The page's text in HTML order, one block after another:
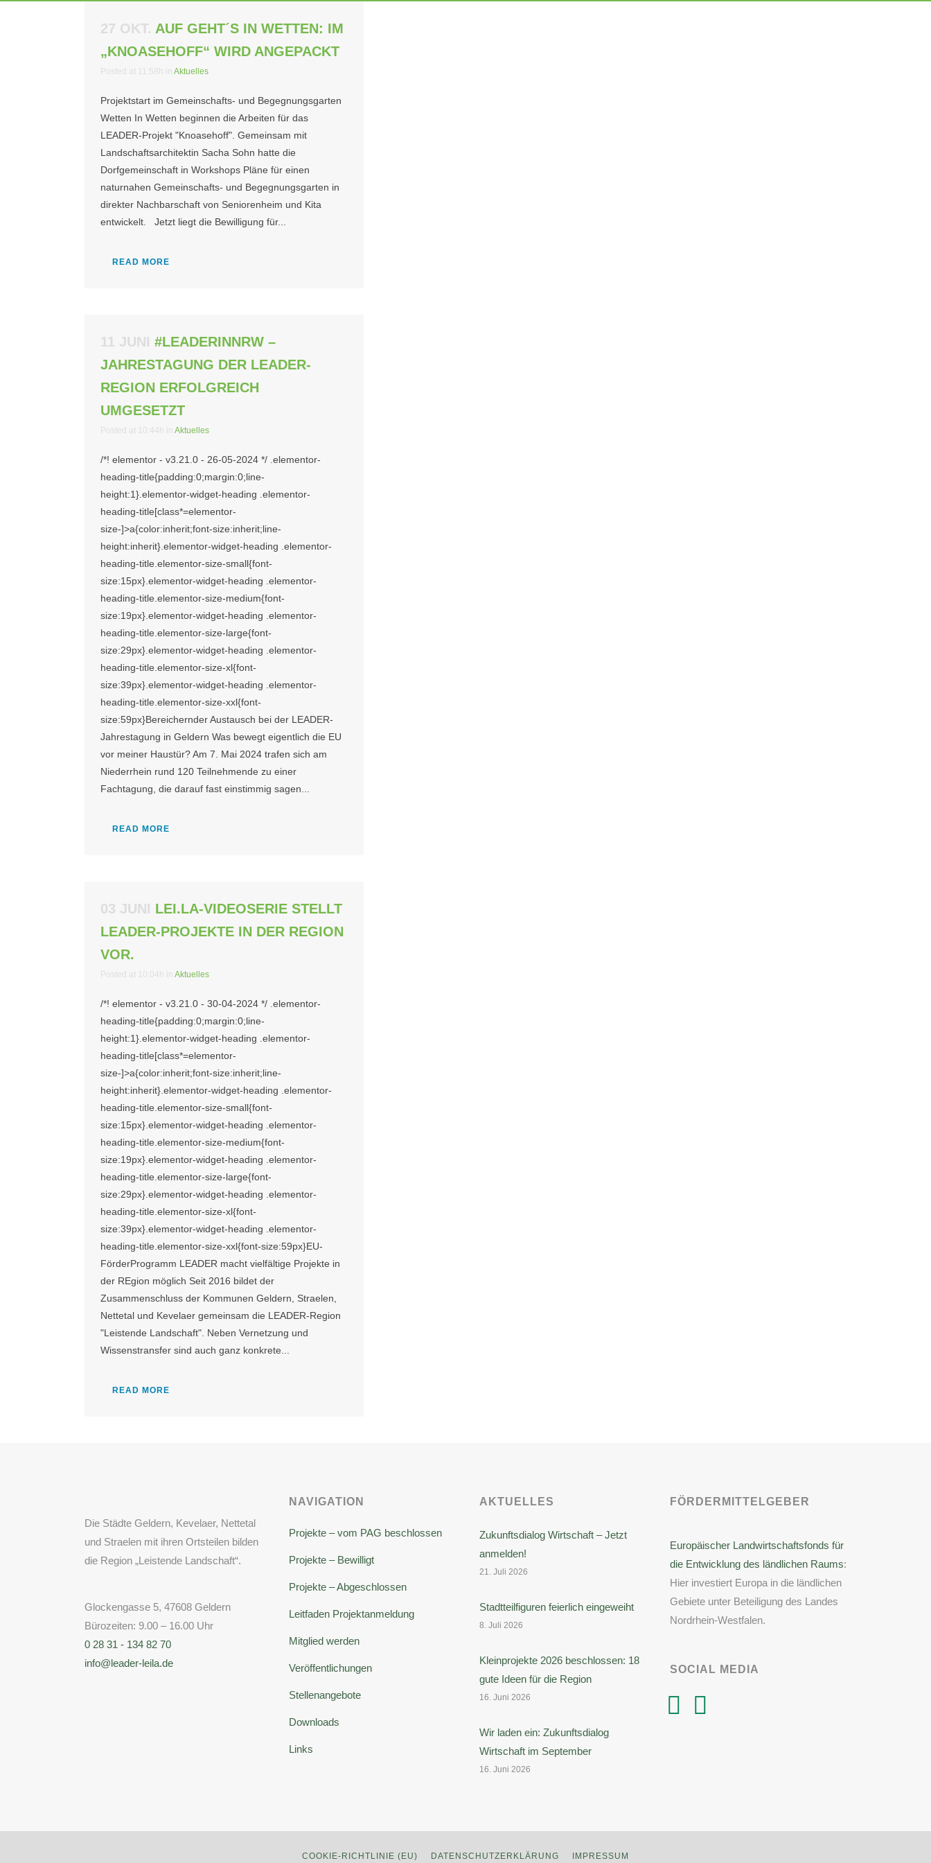
27 OKT. AUF GEHT´S IN WETTEN: IM
„KNOASEHOFF“ WIRD ANGEPACKT
Posted at 11:58h in Aktuelles
Projektstart im Gemeinschafts- und Begegnungsgarten
Wetten In Wetten beginnen die Arbeiten für das
LEADER-Projekt "Knoasehoff". Gemeinsam mit
Landschaftsarchitektin Sacha Sohn hatte die
Dorfgemeinschaft in Workshops Pläne für einen
naturnahen Gemeinschafts- und Begegnungsgarten in
direkter Nachbarschaft von Seniorenheim und Kita
entwickelt. Jetzt liegt die Bewilligung für...
READ MORE
11 JUNI #LEADERINNRW –
JAHRESTAGUNG DER LEADER-
REGION ERFOLGREICH
UMGESETZT
Posted at 10:44h in Aktuelles
/*! elementor - v3.21.0 - 26-05-2024 */ .elementor-
heading-title{padding:0;margin:0;line-
height:1}.elementor-widget-heading .elementor-
heading-title[class*=elementor-
size-]>a{color:inherit;font-size:inherit;line-
height:inherit}.elementor-widget-heading .elementor-
heading-title.elementor-size-small{font-
size:15px}.elementor-widget-heading .elementor-
heading-title.elementor-size-medium{font-
size:19px}.elementor-widget-heading .elementor-
heading-title.elementor-size-large{font-
size:29px}.elementor-widget-heading .elementor-
heading-title.elementor-size-xl{font-
size:39px}.elementor-widget-heading .elementor-
heading-title.elementor-size-xxl{font-
size:59px}Bereichernder Austausch bei der LEADER-
Jahrestagung in Geldern Was bewegt eigentlich die EU
vor meiner Haustür? Am 7. Mai 2024 trafen sich am
Niederrhein rund 120 Teilnehmende zu einer
Fachtagung, die darauf fast einstimmig sagen...
READ MORE
03 JUNI LEI.LA-VIDEOSERIE STELLT
LEADER-PROJEKTE IN DER REGION
VOR.
Posted at 10:04h in Aktuelles
/*! elementor - v3.21.0 - 30-04-2024 */ .elementor-
heading-title{padding:0;margin:0;line-
height:1}.elementor-widget-heading .elementor-
heading-title[class*=elementor-
size-]>a{color:inherit;font-size:inherit;line-
height:inherit}.elementor-widget-heading .elementor-
heading-title.elementor-size-small{font-
size:15px}.elementor-widget-heading .elementor-
heading-title.elementor-size-medium{font-
size:19px}.elementor-widget-heading .elementor-
heading-title.elementor-size-large{font-
size:29px}.elementor-widget-heading .elementor-
heading-title.elementor-size-xl{font-
size:39px}.elementor-widget-heading .elementor-
heading-title.elementor-size-xxl{font-size:59px}EU-
FörderProgramm LEADER macht vielfältige Projekte in
der REgion möglich Seit 2016 bildet der
Zusammenschluss der Kommunen Geldern, Straelen,
Nettetal und Kevelaer gemeinsam die LEADER-Region
"Leistende Landschaft". Neben Vernetzung und
Wissenstransfer sind auch ganz konkrete...
READ MORE
Die Städte Geldern, Kevelaer, Nettetal
und Straelen mit ihren Ortsteilen bilden
die Region „Leistende Landschaft“.
Glockengasse 5, 47608 Geldern
Bürozeiten: 9.00 – 16.00 Uhr
0 28 31 - 134 82 70
info@leader-leila.de
NAVIGATION
Projekte – vom PAG beschlossen
Projekte – Bewilligt
Projekte – Abgeschlossen
Leitfaden Projektanmeldung
Mitglied werden
Veröffentlichungen
Stellenangebote
Downloads
Links
AKTUELLES
Zukunftsdialog Wirtschaft – Jetzt
anmelden!
21. Juli 2026
Stadtteilfiguren feierlich eingeweiht
8. Juli 2026
Kleinprojekte 2026 beschlossen: 18
gute Ideen für die Region
16. Juni 2026
Wir laden ein: Zukunftsdialog
Wirtschaft im September
16. Juni 2026
FÖRDERMITTELGEBER
Europäischer Landwirtschaftsfonds für
die Entwicklung des ländlichen Raums:
Hier investiert Europa in die ländlichen
Gebiete unter Beteiligung des Landes
Nordrhein-Westfalen.
SOCIAL MEDIA
COOKIE-RICHTLINIE (EU) DATENSCHUTZERKLÄRUNG IMPRESSUM